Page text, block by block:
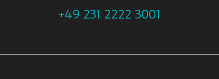
+49 231 2222 3001